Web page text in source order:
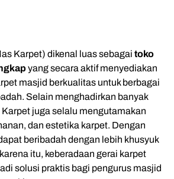
Karpet) dikenal luas sebagai toko
yang secara aktif menyediakan
masjid berkualitas untuk berbagai
Selain menghadirkan banyak
juga selalu mengutamakan
dan estetika karpet. Dengan
beribadah dengan lebih khusyuk
itu, keberadaan gerai karpet
solusi praktis bagi pengurus masjid